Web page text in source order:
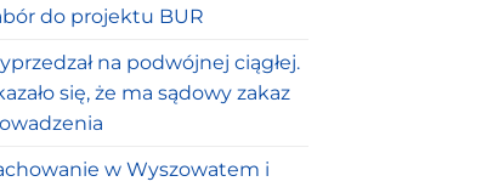
do projektu BUR
na podwójnej ciągłej.
się, że ma sądowy zakaz
w Wyszowatem i